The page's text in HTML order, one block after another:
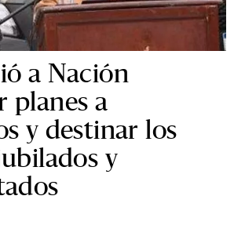
a Nación
planes a
y destinar los
y